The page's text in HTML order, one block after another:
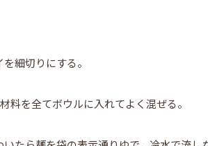
細切りにする。
材料を全てボウルに入れてよく混ぜる。